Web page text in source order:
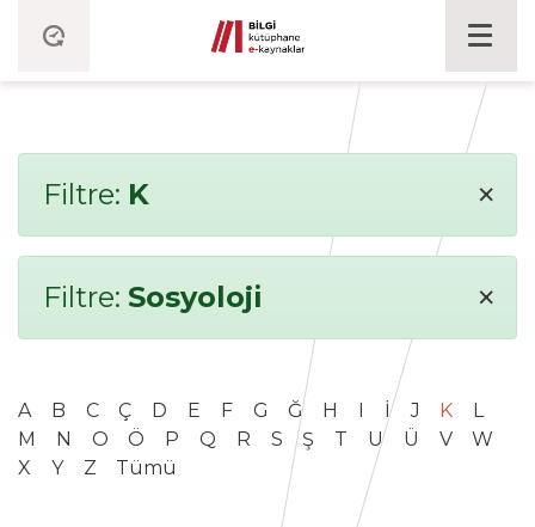
Filtre: K ×
Filtre: Sosyoloji ×
A B C Ç D E F G Ğ H I İ J K
L
M
N O Ö P Q R S Ş T U Ü V
W
X
Y Z Tümü